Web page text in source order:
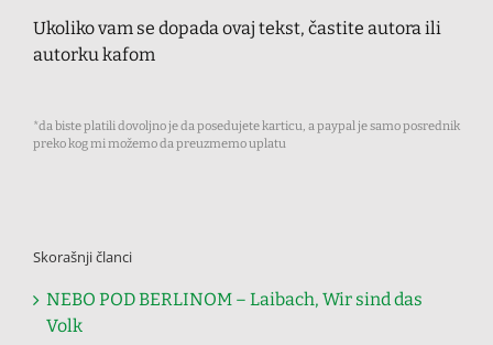
Ukoliko vam se dopada ovaj tekst, častite autora ili
autorku kafom
*da biste platili dovoljno je da posedujete karticu, a paypal je samo posrednik
preko kog mi možemo da preuzmemo uplatu
Skorašnji članci
NEBO POD BERLINOM – Laibach, Wir sind das
Volk